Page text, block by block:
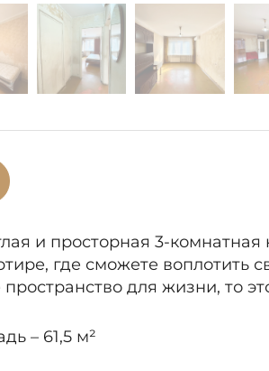
и просторная 3-комнатная
где сможете воплотить
пространство для жизни, то
– 61,5 м²